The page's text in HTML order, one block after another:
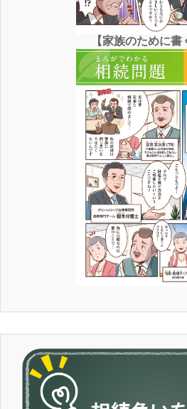
【家族のために書